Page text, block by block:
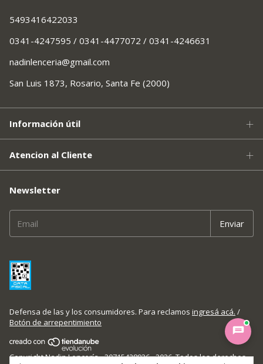
5493416422033
0341-4247595 / 0341-4477072 / 0341-4246631
nadinlenceria@gmail.com
San Luis 1873, Rosario, Santa Fe (2000)
Información útil
Atencion al Cliente
Newsletter
Defensa de las y los consumidores. Para reclamos ingresá acá. /
Botón de arrepentimiento
Copyright Nadin Lencería - 30715428926 - 2026. Todos los derechos